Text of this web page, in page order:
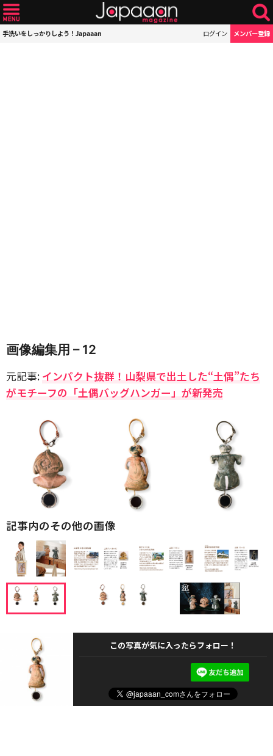
手洗いをしっかりしよう！Japaaan ログイン メンバー登録
画像編集用 – 12
元記事: インパクト抜群！山梨県で出土した“土偶”たち
がモチーフの「土偶バッグハンガー」が新発売
記事内のその他の画像
この写真が気に入ったらフォロー！